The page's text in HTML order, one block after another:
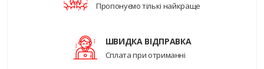
Пропонуємо тількі найкраще
ШВИДКА ВІДПРАВКА
Сплата при отриманні